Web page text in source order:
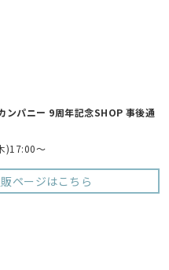
ンパニー 9周年記念SHOP 事後通
)17:00～
ページはこちら